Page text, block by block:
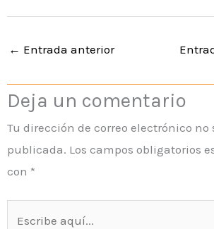
← Entrada anterior
Deja un comentario
Tu dirección de correo electrónico no
publicada. Los campos obligatorios
con *